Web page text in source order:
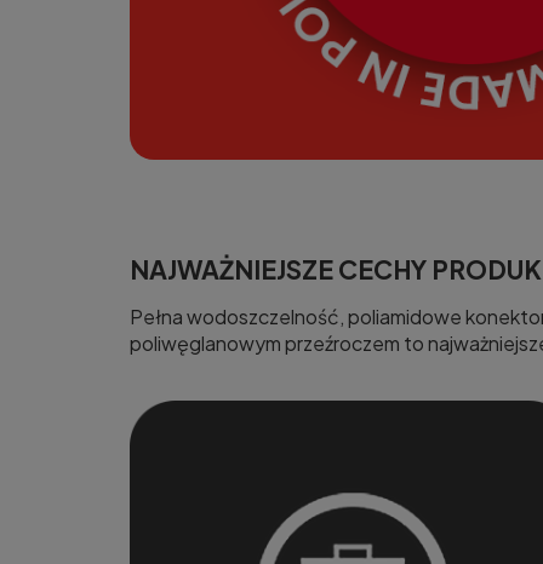
NAJWAŻNIEJSZE CECHY
Pełna wodoszczelność, poliamidowe
poliwęglanowym przeźroczem to